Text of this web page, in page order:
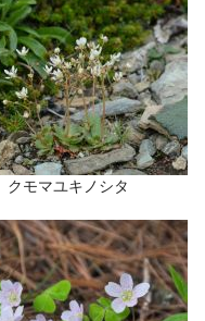
クモマユキノシタ